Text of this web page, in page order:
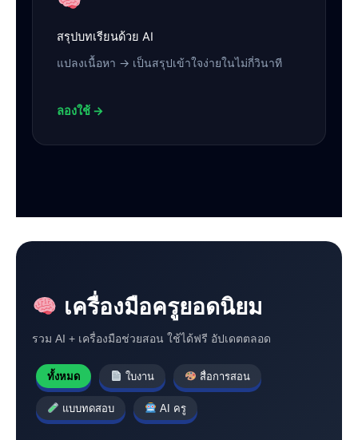
สรุปบทเรียนด้วย AI
แปลงเนื้อหา → เป็นสรุปเข้าใจง่ายในไม่กี่วินาที
ลองใช้ →
เครื่องมือครูยอดนิยม
รวม AI + เครื่องมือช่วยสอน ใช้ได้ฟรี อัปเดตตลอด
ทั้งหมด ใบงาน สื่อการสอน
แบบทดสอบ AI ครู